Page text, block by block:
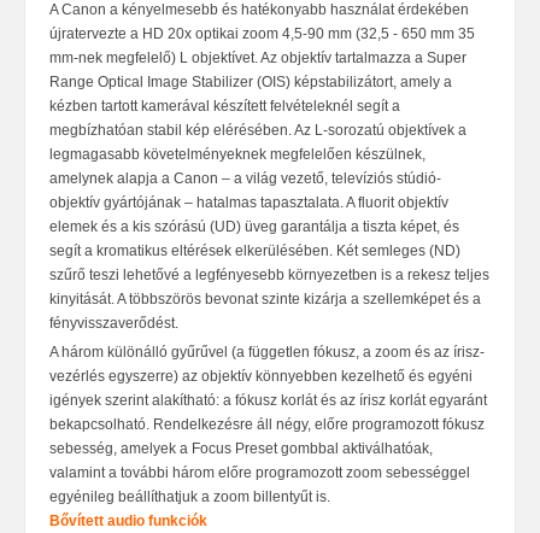
A Canon a kényelmesebb és hatékonyabb használat érdekében
újratervezte a HD 20x optikai zoom 4,5-90 mm (32,5 - 650 mm 35
mm-nek megfelel ő) L objektívet. Az objektív tartalmazza a Super
Range Optical Image Stabilizer (OIS) képstabilizátort, amely a
kézben tartott kamerával készített felvételeknél segít a
megbízhatóan stabil kép elérésében. Az L-sorozatú objektívek a
legmagasabb követelményeknek megfelel ően készülnek,
amelynek alapja a Canon – a világ vezető, televíziós stúdió-
objektív gyártójának – hatalmas tapasztalata. A fluorit objektív
elemek és a kis szórású (UD) üveg garantálja a tiszta képet, és
segít a kromatikus eltérések elkerülésében. Két semleges (ND)
szűrő teszi lehetővé a legfényesebb környezetben is a rekesz teljes
kinyitását. A többszörös bevonat szinte kizárja a szellemképet és a
fényvisszaverődést.
A három különálló gyűrűvel (a független fókusz, a zoom és az írisz-
vezérlés egyszerre) az objektív könnyebben kezelhető és egyéni
igények szerint alakítható: a fókusz korlát és az írisz korlát egyaránt
bekapcsolható. Rendelkezésre áll négy, előre programozott fókusz
sebesség, amelyek a Focus Preset gombbal aktiválhatóak,
valamint a további három előre programozott zoom sebességgel
egyénileg beállíthatjuk a zoom billentyűt is.
Bővített audio funkciók